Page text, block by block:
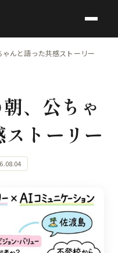
んと語った共感ストーリー
、公ちゃ
トーリー